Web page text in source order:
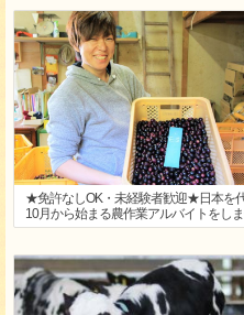
★免許なしOK・未経験者歓迎★日本を
10月から始まる農作業アルバイトをし